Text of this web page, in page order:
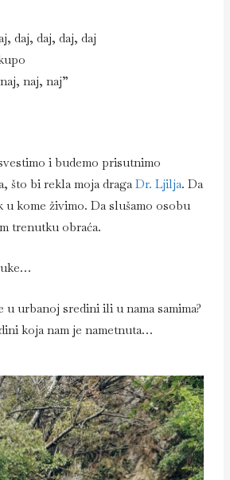
daj, daj, daj, daj
naj, naj”
i budemo prisutnimo
što bi rekla moja dragaDr. Ljilja. Da
u kome živimo. Da slušamo osobu
trenutku obraća.
u urbanoj sredini ili u nama samima?
koja nam je nametnuta…